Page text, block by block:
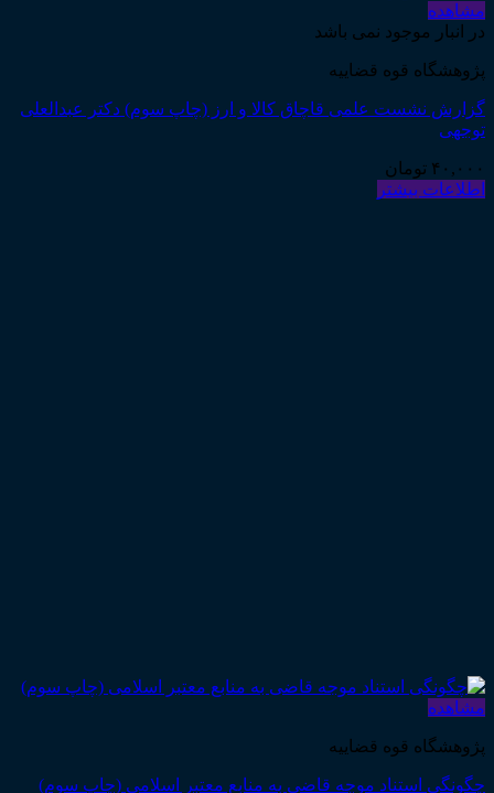
مشاهده
در انبار موجود نمی باشد
پژوهشگاه قوه قضاییه
گزارش نشست علمی قاچاق کالا و ارز (چاپ سوم) دکتر عبدالعلی
توجهی
۴۰,۰۰۰ تومان
اطلاعات بیشتر
مشاهده
پژوهشگاه قوه قضاییه
چگونگی استناد موجه قاضی به منابع معتبر اسلامی (چاپ سوم)